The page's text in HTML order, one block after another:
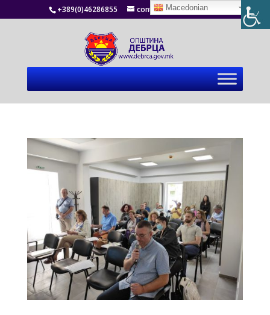
+389(0)46286855 contact@debrca.gov.mk
Macedonian